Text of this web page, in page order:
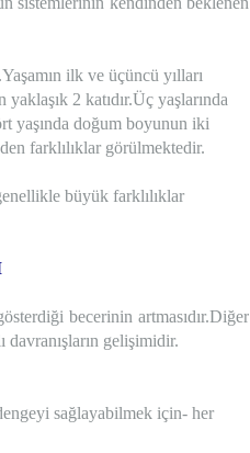
ilk ve üçüncü yılları
2 katıdır.Üç yaşlarında
yaşında doğum boyunun iki
farklılıklar görülmektedir.
büyük farklılıklar
becerinin artmasıdır.Diğer
gelişimidir.
sağlayabilmek için- her